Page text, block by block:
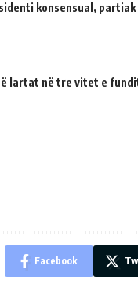
konsensual, partiak
lartat në tre vitet e
Facebook